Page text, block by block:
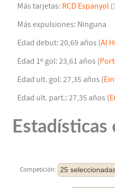
Más tarjetas: RCD Espanyol
Más expulsiones: Ninguna
Edad debut: 20,69 años (Al
Edad 1º gol: 23,61 años (
Edad ult. gol: 27,35 años (
Edad ult. part.: 27,35 años (
Estadísticas
Competición: 25